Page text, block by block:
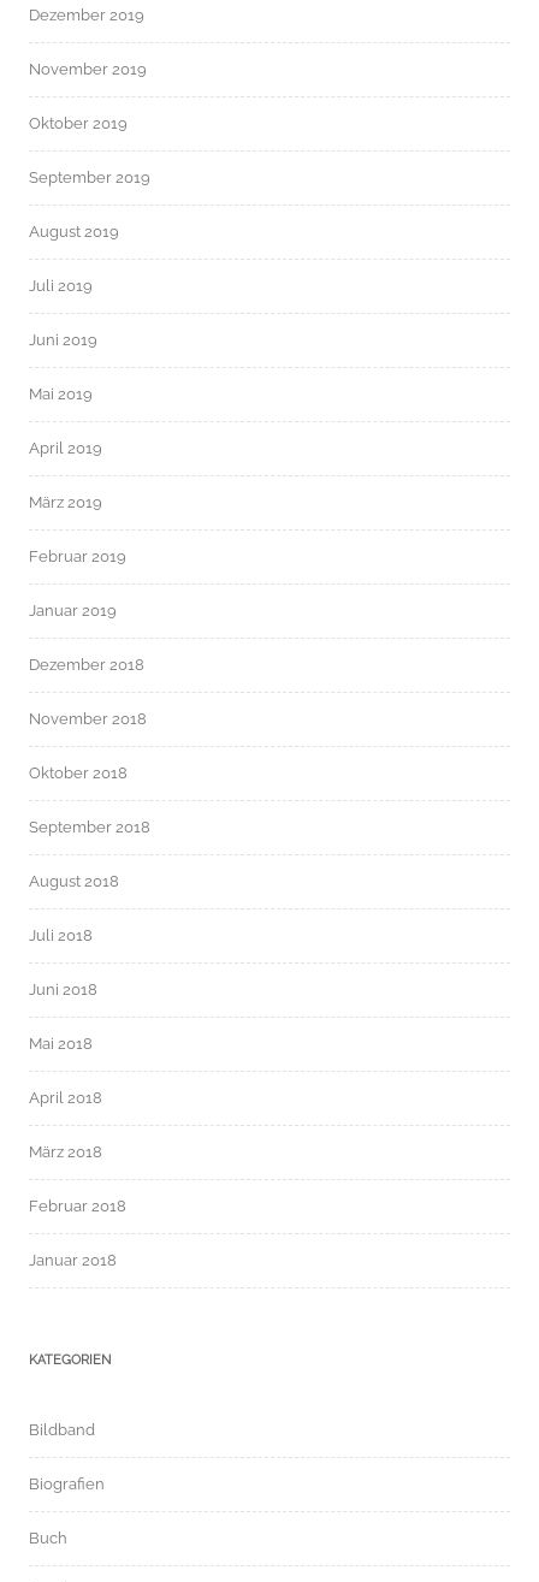
Dezember 2019
November 2019
Oktober 2019
September 2019
August 2019
Juli 2019
Juni 2019
Mai 2019
April 2019
März 2019
Februar 2019
Januar 2019
Dezember 2018
November 2018
Oktober 2018
September 2018
August 2018
Juli 2018
Juni 2018
Mai 2018
April 2018
März 2018
Februar 2018
Januar 2018
KATEGORIEN
Bildband
Biografien
Buch